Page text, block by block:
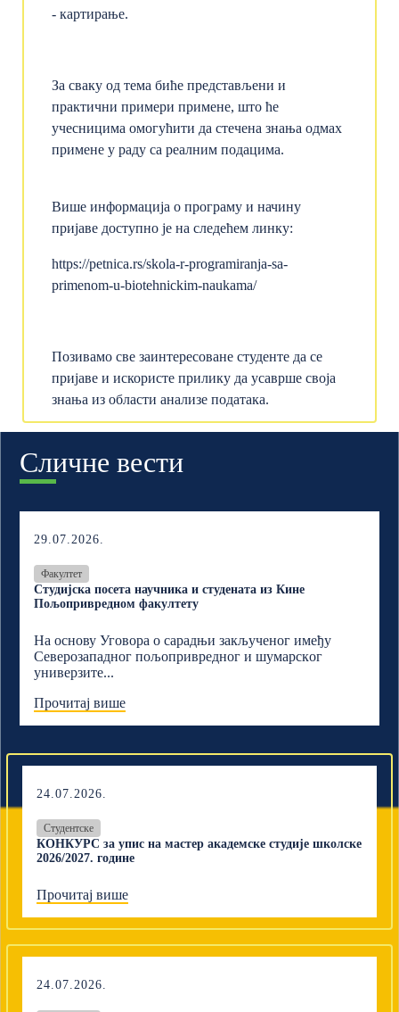
- картирање.
За сваку од тема биће представљени и
практични примери примене, што ће
учесницима омогућити да стечена знања одмах
примене у раду са реалним подацима.
Више информација о програму и начину
пријаве доступно је на следећем линку:
https://petnica.rs/skola-r-programiranja-sa-
primenom-u-biotehnickim-naukama/
Позивамо све заинтересоване студенте да се
пријаве и искористе прилику да усаврше своја
знања из области анализе података.
Сличне вести
29.07.2026.
Факултет
Студијска посета научника и студената из Кине
Пољопривредном факултету
На основу Уговора о сарадњи закљученог имеђу
Северозападног пољопривредног и шумарскoг
универзите...
Прочитај више
24.07.2026.
Студентске
КОНКУРС за упис на мастер академске студије школске
2026/2027. године
Прочитај више
24.07.2026.